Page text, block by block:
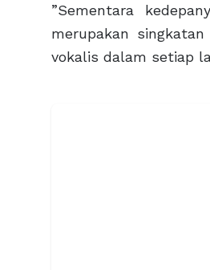
”Sementara
merupakan
vokalis dalam setiap